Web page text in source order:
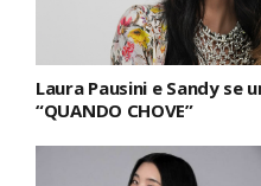
Laura Pausini e Sandy se
“QUANDO CHOVE”